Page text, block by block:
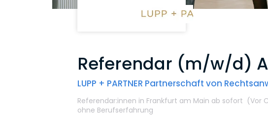
Referendar (m/w/d)
LUPP + PARTNER Partnerschaft von
Referendar:innen in Frankfurt am Main ab sofort (Vor
ohne Berufserfahrung